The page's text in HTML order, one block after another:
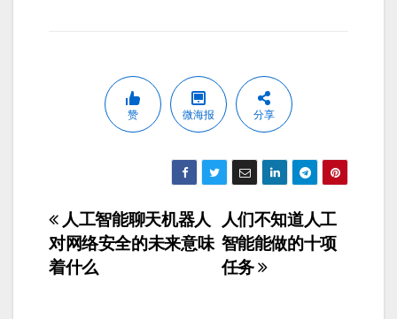
赞 微海报 分享
文
章
人们不知道人工
智能能做的十项
任务
人工智能聊天机器人
对网络安全的未来意味
着什么